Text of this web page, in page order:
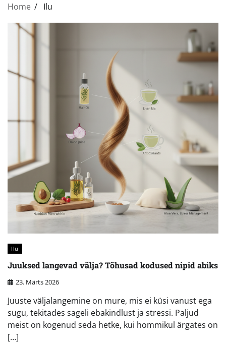
Home Ilu
Ilu
Juuksed langevad välja? Tõhusad kodused nipid abiks
23. Märts 2026
Juuste väljalangemine on mure, mis ei küsi vanust ega
sugu, tekitades sageli ebakindlust ja stressi. Paljud
meist on kogenud seda hetke, kui hommikul ärgates on
[…]